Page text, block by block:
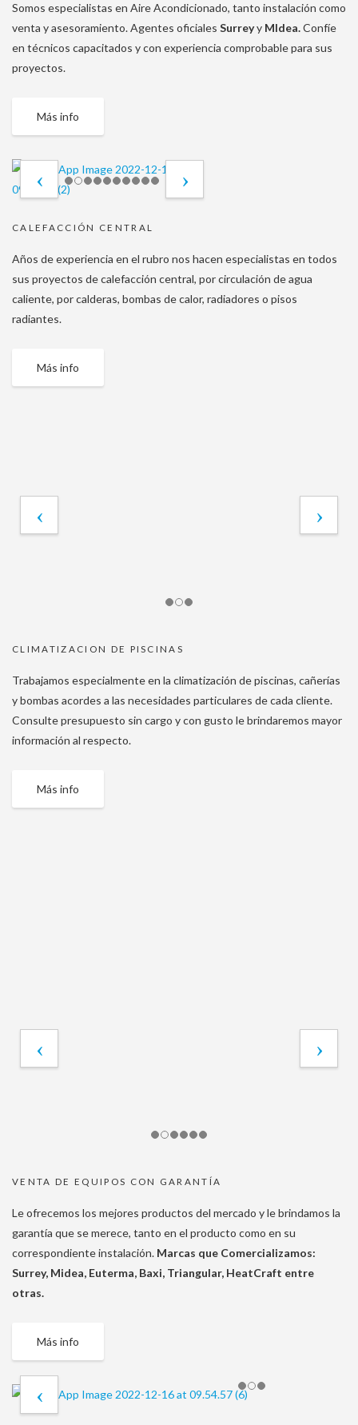
Somos especialistas en Aire Acondicionado, tanto instalación como
venta y asesoramiento. Agentes oficiales Surreyy MIdea.Confíe
en técnicos capacitados y con experiencia comprobable para sus
proyectos.
Más info
CALEFACCIÓN CENTRAL
Años de experiencia en el rubro nos hacen especialistas en todos
sus proyectos de calefacción central, por circulación de agua
caliente, por calderas, bombas de calor, radiadores o pisos
radiantes.
Más info
CLIMATIZACION DE PISCINAS
Trabajamos especialmente en la climatización de piscinas, cañerías
y bombas acordes a las necesidades particulares de cada cliente.
Consulte presupuesto sin cargo y con gusto le brindaremos mayor
información al respecto.
Más info
VENTA DE EQUIPOS CON GARANTÍA
Le ofrecemos los mejores productos del mercado y le brindamos la
garantía que se merece, tanto en el producto como en su
correspondiente instalación. Marcas que Comercializamos:
Surrey, Midea, Euterma, Baxi, Triangular, HeatCraft entre
otras.
Más info